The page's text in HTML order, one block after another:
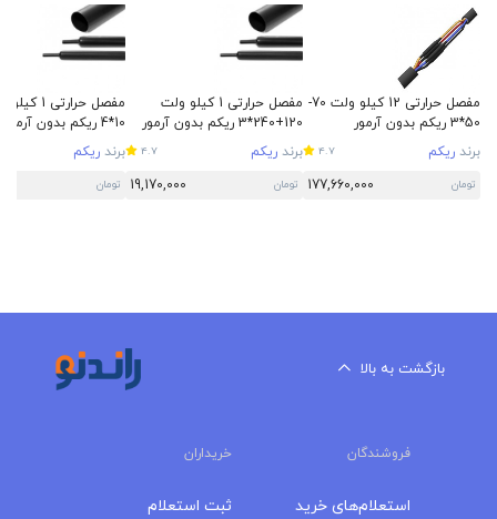
مفصل حرارتی 12 کیلو ولت 70-
50*3 ریکم بدون آرمور
برند ریکم 4.7
تومان 177,660,000
مفصل حرارتی 1 کیلو ولت
120+240*3 ریکم بدون آرمور
برند ریکم 4.7
تومان 19,170,000
10*4 ریکم بدون آرمور
برند ریکم
تومان
بازگشت به بالا
فروشندگان خریداران
استعلام‌های خرید ثبت استعلام